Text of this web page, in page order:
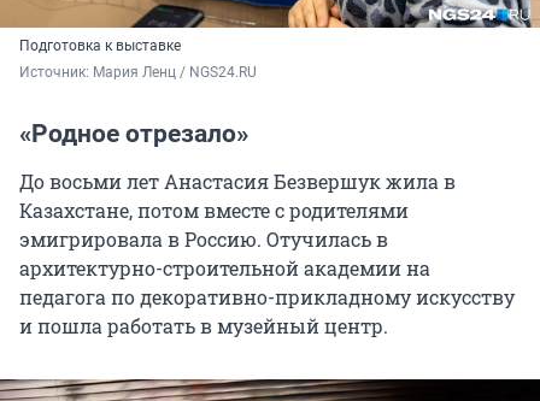
Подготовка к выставке
Источник: Мария Ленц / NGS24.RU
«Родное отрезало»
До восьми лет Анастасия Безвершук жила в
Казахстане, потом вместе с родителями
эмигрировала в Россию. Отучилась в
архитектурно-строительной академии на
педагога по декоративно-прикладному искусству
и пошла работать в музейный центр.